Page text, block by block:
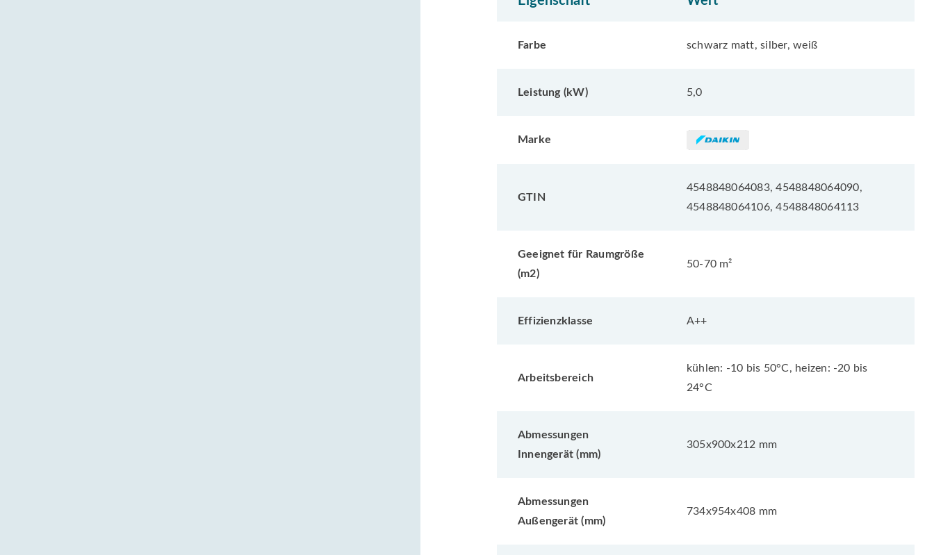
Farbe schwarz matt, silber, weiß
Leistung (kW) 5,0
Marke
GTIN
4548848064083, 4548848064090,
4548848064106, 4548848064113
Geeignet für Raumgröße
(m2)
50-70 m²
Effizienzklasse A++
Arbeitsbereich
kühlen: -10 bis 50°C, heizen: -20 bis
24°C
Abmessungen
Innengerät (mm)
305x900x212 mm
Abmessungen
Außengerät (mm)
734x954x408 mm